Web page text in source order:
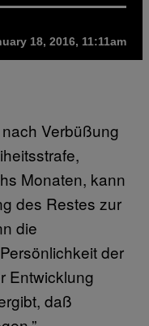
18, 2016, 11:11am
Verbüßung
Monaten, kann
des Restes zur
die
der
Entwicklung
daß